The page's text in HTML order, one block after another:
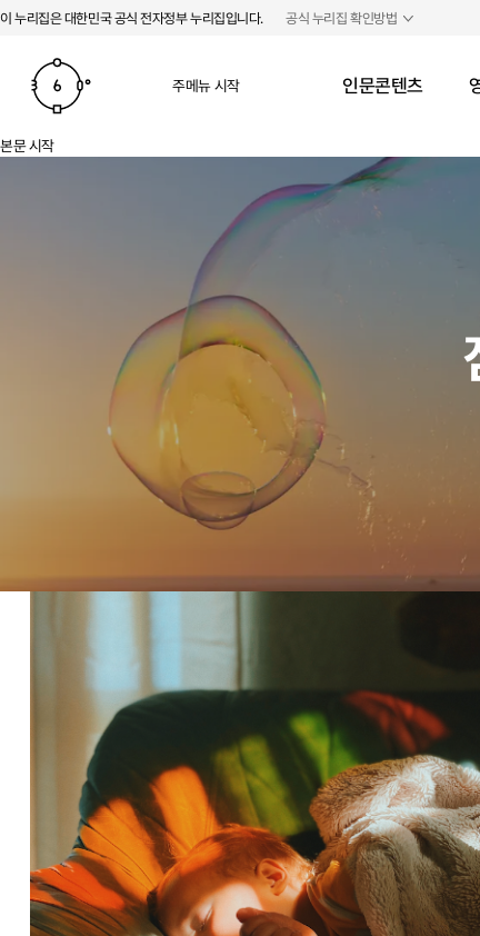
본문 바로가기
주메뉴 바로가기
이 누리집은 대한민국 공식 전자정부 누리집입니다. 공식 누리집 확인방법
주메뉴 시작 인문콘텐츠
본문 시작